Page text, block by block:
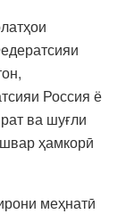
Россия ё
ва шуғли
ҳамкорӣ
меҳнатӣ